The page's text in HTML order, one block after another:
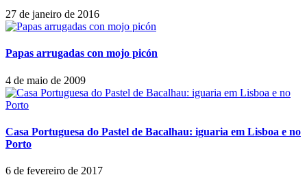
27 de janeiro de 2016
Papas arrugadas con mojo picón
4 de maio de 2009
Casa Portuguesa do Pastel de Bacalhau: iguaria em Lisboa e no
Porto
6 de fevereiro de 2017